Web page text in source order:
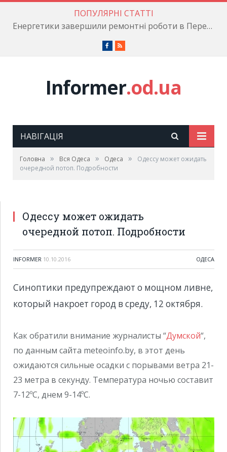
ПОПУЛЯРНІ СТАТТІ
Енергетики завершили ремонтні роботи в Пересипському районі
Facebook
RSS
Informer.od.ua
НАВІГАЦІЯ
Головна » Вся Одеса » Одеса »
Одессу может ожидать
очередной потоп. Подробности
Одессу может ожидать
очередной потоп. Подробности
INFORMER 10.10.2016 ОДЕСА
Синоптики предупреждают о мощном ливне,
который накроет город в среду, 12 октября.
Как обратили внимание журналисты “Думской“,
по данным сайта meteoinfo.by, в этот день
ожидаются сильные осадки с порывами ветра 21-
23 метра в секунду. Температура ночью составит
7-12ºС, днем 9-14ºС.